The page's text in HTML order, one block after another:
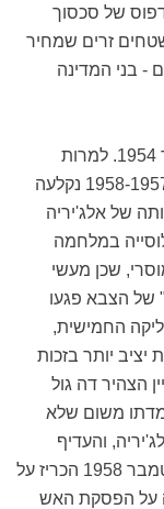
של סכסוך
זרים שמחיר
- בני המדינה
הלחימה לעצמאות אלג'יריה החלה בנובמבר 1954. למרות
הניצחונות הצבאיים של צבא צרפת בשנים 1958-1957 נקלעה
של אלג'יריה
במלחמה
שכן מעשי
של הצבא פגעו
החמישית,
צרפת יציב יותר בזכות
הצהיר דה גול
משום שלא
והעדיף
לשקם כלכלתה ולחזק מעמדה בעולם. בספטמבר 1958 הכריז על
על הפסקת האש